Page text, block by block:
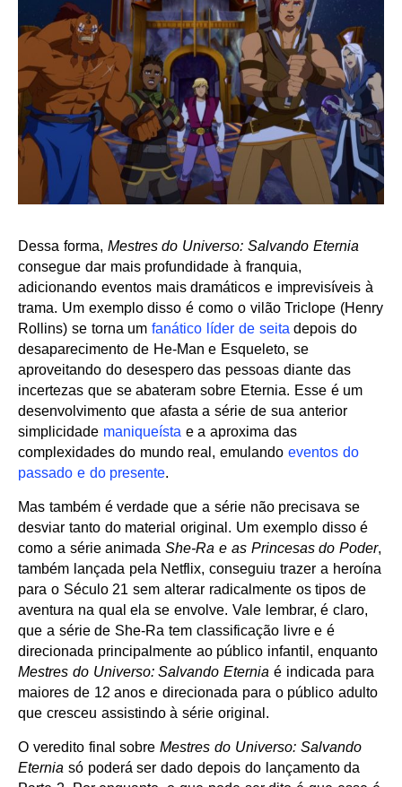
Dessa forma, Mestres do Universo: Salvando Eternia
consegue dar mais profundidade à franquia,
adicionando eventos mais dramáticos e imprevisíveis à
trama. Um exemplo disso é como o vilão Triclope (Henry
Rollins) se torna umfanático líder de seita depois do
desaparecimento de He-Man e Esqueleto, se
aproveitando do desespero das pessoas diante das
incertezas que se abateram sobre Eternia. Esse é um
desenvolvimento que afasta a série de sua anterior
simplicidade maniqueísta e a aproxima das
complexidades do mundo real, emulando eventos do
passado e do presente.
Mas também é verdade que a série não precisava se
desviar tanto do material original. Um exemplo disso é
como a série animadaShe-Ra e as Princesas do Poder,
também lançada pela Netflix, conseguiu trazer a heroína
para o Século 21 sem alterar radicalmente os tipos de
aventura na qual ela se envolve. Vale lembrar, é claro,
que a série de She-Ra tem classificação livre e é
direcionada principalmente ao público infantil, enquanto
Mestres do Universo: Salvando Eternia é indicada para
maiores de 12 anos e direcionada para o público adulto
que cresceu assistindo à série original.
O veredito final sobreMestres do Universo: Salvando
Eternia só poderá ser dado depois do lançamento da